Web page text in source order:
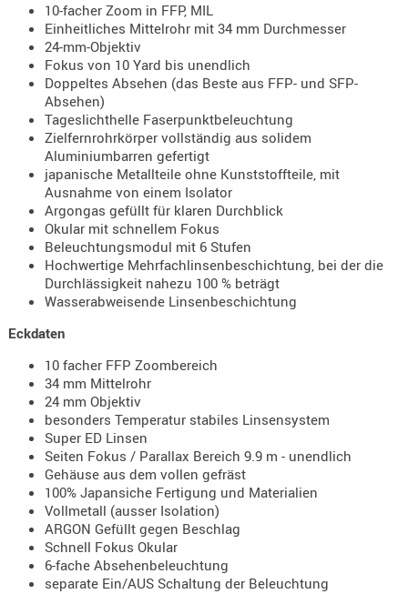
UND
10-facher Zoom in FFP, MIL
Einheitliches Mittelrohr mit 34 mm Durchmesser
24-mm-Objektiv
Fokus von 10 Yard bis unendlich
Doppeltes Absehen (das Beste aus FFP- und SFP-
Absehen)
Tageslichthelle Faserpunktbeleuchtung
Zielfernrohrkörper vollständig aus solidem
Aluminiumbarren gefertigt
japanische Metallteile ohne Kunststoffteile, mit
Ausnahme von einem Isolator
Argongas gefüllt für klaren Durchblick
Okular mit schnellem Fokus
Beleuchtungsmodul mit 6 Stufen
Hochwertige Mehrfachlinsenbeschichtung, bei der die
Durchlässigkeit nahezu 100 % beträgt
Wasserabweisende Linsenbeschichtung
Eckdaten
10 facher FFP Zoombereich
34 mm Mittelrohr
24 mm Objektiv
besonders Temperatur stabiles Linsensystem
Super ED Linsen
Seiten Fokus / Parallax Bereich 9.9 m - unendlich
Gehäuse aus dem vollen gefräst
100% Japansiche Fertigung und Materialien
Vollmetall (ausser Isolation)
ARGON Gefüllt gegen Beschlag
Schnell Fokus Okular
6-fache Absehenbeleuchtung
separate Ein/AUS Schaltung der Beleuchtung